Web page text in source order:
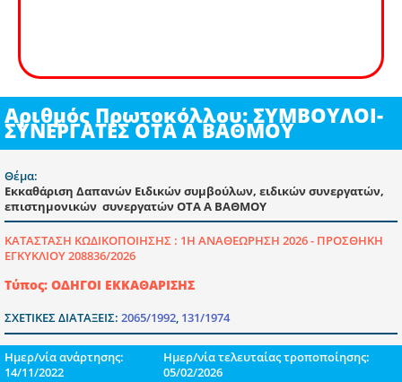
Αριθμός Πρωτοκόλλου: ΣΥΜΒΟΥΛΟΙ-
ΣΥΝΕΡΓΑΤΕΣ ΟΤΑ Α ΒΑΘΜΟΥ
Θέμα:
Εκκαθάριση Δαπανών Ειδικών συμβούλων, ειδικών συνεργατών,
επιστημονικών συνεργατών ΟΤΑ Α ΒΑΘΜΟΥ
ΚΑΤΑΣΤΑΣΗ ΚΩΔΙΚΟΠΟΙΗΣΗΣ : 1Η ΑΝΑΘΕΩΡΗΣΗ 2026 - ΠΡΟΣΘΗΚΗ
ΕΓΚΥΚΛΙΟΥ 208836/2026
Τύπος: ΟΔΗΓΟΙ ΕΚΚΑΘΑΡΙΣΗΣ
ΣΧΕΤΙΚΕΣ ΔΙΑΤΑΞΕΙΣ: 2065/1992, 131/1974
Ημερ/νία ανάρτησης:
14/11/2022
Ημερ/νία τελευταίας τροποποίησης:
05/02/2026